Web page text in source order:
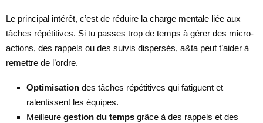
Le principal intérêt, c’est de réduire la charge mentale liée aux
tâches répétitives. Si tu passes trop de temps à gérer des micro-
actions, des rappels ou des suivis dispersés, a&ta peut t’aider à
remettre de l’ordre.
Optimisation des tâches répétitives qui fatiguent et
ralentissent les équipes.
Meilleure gestion du temps grâce à des rappels et des